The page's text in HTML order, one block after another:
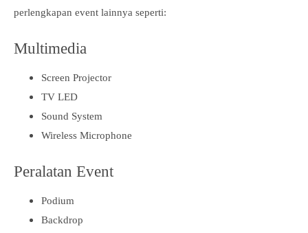
perlengkapan event lainnya seperti:
Multimedia
Screen Projector
TV LED
Sound System
Wireless Microphone
Peralatan Event
Podium
Backdrop